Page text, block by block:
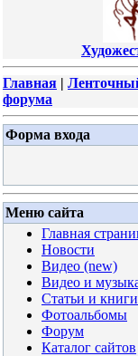
Главная |
форума
Форма входа
Меню сайта
Главная
Новости
Видео (new)
Видео и
Статьи и книги
Фотоальбомы
Форум
Каталог сайтов